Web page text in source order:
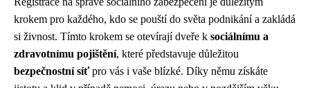
krokem pro každého, kdo se pouští do světa podnikání a zakládá
si živnost. Tímto krokem se otevírají dveře k sociálnímu a
zdravotnímu pojištění, které představuje důležitou
bezpečnostní síťpro vás i vaše blízké. Díky němu získáte